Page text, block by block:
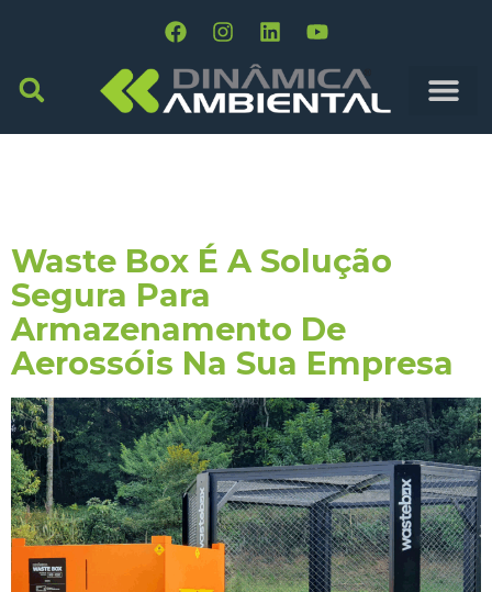
Waste Box É A Solução
Segura Para
Armazenamento De
Aerossóis Na Sua Empresa